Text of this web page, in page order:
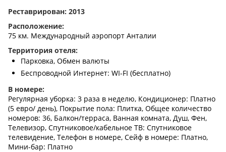
Реставрирован: 2013
Расположение:
75 км. Международный аэропорт Анталии
Территория отеля:
Парковка, Обмен валюты
Беспроводной Интернет: WI-FI (бесплатно)
В номере:
Регулярная уборка: 3 раза в неделю, Кондиционер: Платно
(5 евро/ день), Покрытие пола: Плитка, Общее количество
номеров: 36, Балкон/терраса, Ванная комната, Душ, Фен,
Телевизор, Спутниковое/кабельное ТВ: Спутниковое
телевидение, Телефон в номере, Сейф в номере: Платно,
Мини-бар: Платно